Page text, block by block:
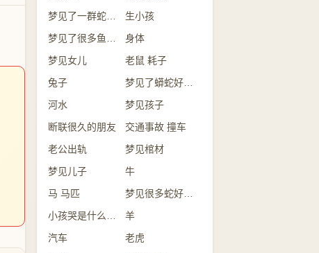
生小孩
身体
梦见女儿
老鼠 耗子
兔子
梦见了蟒蛇好不好？
河水
梦见孩子
断联很久的朋友
交通事故 撞车
老公出轨
梦见棺材
梦见儿子
牛
马 马匹
梦见很多蛇好不好？
羊
汽车
老虎